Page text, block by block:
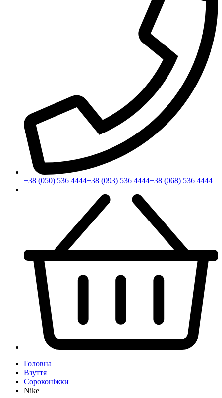
+38 (050) 536 4444+38 (093) 536 4444+38 (068) 536 4444
Головна
Взуття
Сороконіжки
Nike